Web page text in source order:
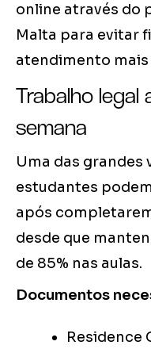
online através do
Malta para evitar
atendimento
Trabalho legal
semana
Uma das grandes
estudantes
após
desde que
de 85% nas aulas.
Documentos
Residence